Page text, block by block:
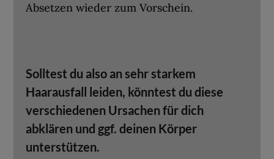
Absetzen wieder zum Vorschein.
Solltest du also an sehr starkem
Haarausfall leiden, könntest du diese
verschiedenen Ursachen für dich
abklären und ggf. deinen Körper
unterstützen.